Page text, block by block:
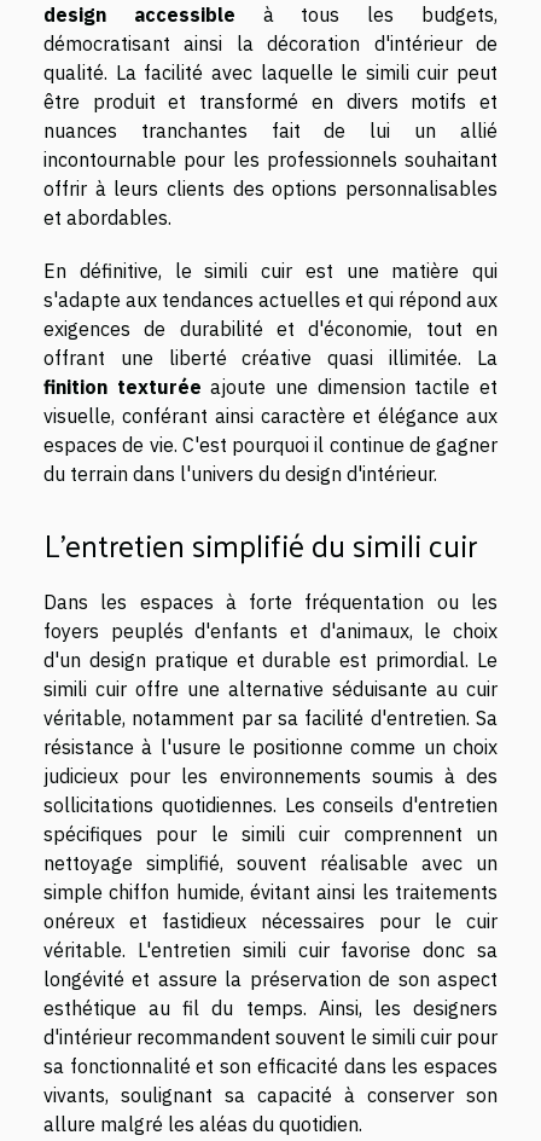
design accessible à tous les budgets,
démocratisant ainsi la décoration d'intérieur de
qualité. La facilité avec laquelle le simili cuir peut
être produit et transformé en divers motifs et
nuances tranchantes fait de lui un allié
incontournable pour les professionnels souhaitant
offrir à leurs clients des options personnalisables
et abordables.
En définitive, le simili cuir est une matière qui
s'adapte aux tendances actuelles et qui répond aux
exigences de durabilité et d'économie, tout en
offrant une liberté créative quasi illimitée. La
finition texturée ajoute une dimension tactile et
visuelle, conférant ainsi caractère et élégance aux
espaces de vie. C'est pourquoi il continue de gagner
du terrain dans l'univers du design d'intérieur.
L'entretien simplifié du simili cuir
Dans les espaces à forte fréquentation ou les
foyers peuplés d'enfants et d'animaux, le choix
d'un design pratique et durable est primordial. Le
simili cuir offre une alternative séduisante au cuir
véritable, notamment par sa facilité d'entretien. Sa
résistance à l'usure le positionne comme un choix
judicieux pour les environnements soumis à des
sollicitations quotidiennes. Les conseils d'entretien
spécifiques pour le simili cuir comprennent un
nettoyage simplifié, souvent réalisable avec un
simple chiffon humide, évitant ainsi les traitements
onéreux et fastidieux nécessaires pour le cuir
véritable. L'entretien simili cuir favorise donc sa
longévité et assure la préservation de son aspect
esthétique au fil du temps. Ainsi, les designers
d'intérieur recommandent souvent le simili cuir pour
sa fonctionnalité et son efficacité dans les espaces
vivants, soulignant sa capacité à conserver son
allure malgré les aléas du quotidien.